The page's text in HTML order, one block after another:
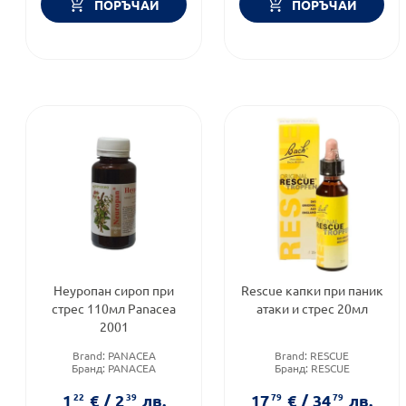
ПОРЪЧАЙ ПОРЪЧАЙ
Неуропан сироп при
стрес 110мл Panacea
2001
Brand: PANACEA
Бранд: PANACEA
122 € / 239 лв.
Rescue капки при паник
атаки и стрес 20мл
Brand: RESCUE
Бранд: RESCUE
1779 € / 3479 лв.